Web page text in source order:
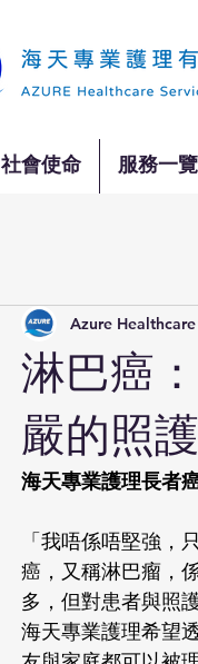
社會使命 服務一覽
淋巴癌
嚴的照
Azure
海天專業護理長者
「我唔係唔堅強，
癌，又稱淋巴瘤，
多，但對患者與照
海天專業護理希望